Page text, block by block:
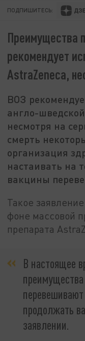
ПОДПИШИТЕСЬ:
Преимущества
рекомендует
AstraZeneca,
ВОЗ
англо-
несмотря на
смерть
организация
настаивать на
вакцины
Такое
фоне массовой
препарата
В настоящее
продолжать
заявлении.